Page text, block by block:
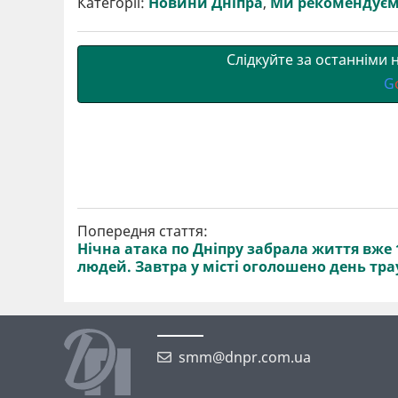
и o e r A
Слідкуйте за
G
Попередня стаття:
Нічна атака по Дніпру забрала життя вже
людей. Завтра у місті оголошено день
smm@dnpr.com.ua